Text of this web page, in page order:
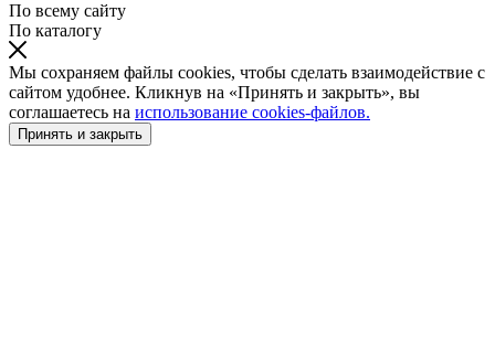
По всему сайту
По каталогу
Мы сохраняем файлы cookies, чтобы сделать взаимодействие с
сайтом удобнее. Кликнув на «Принять и закрыть», вы
соглашаетесь на использование cookies-файлов.
Принять и закрыть